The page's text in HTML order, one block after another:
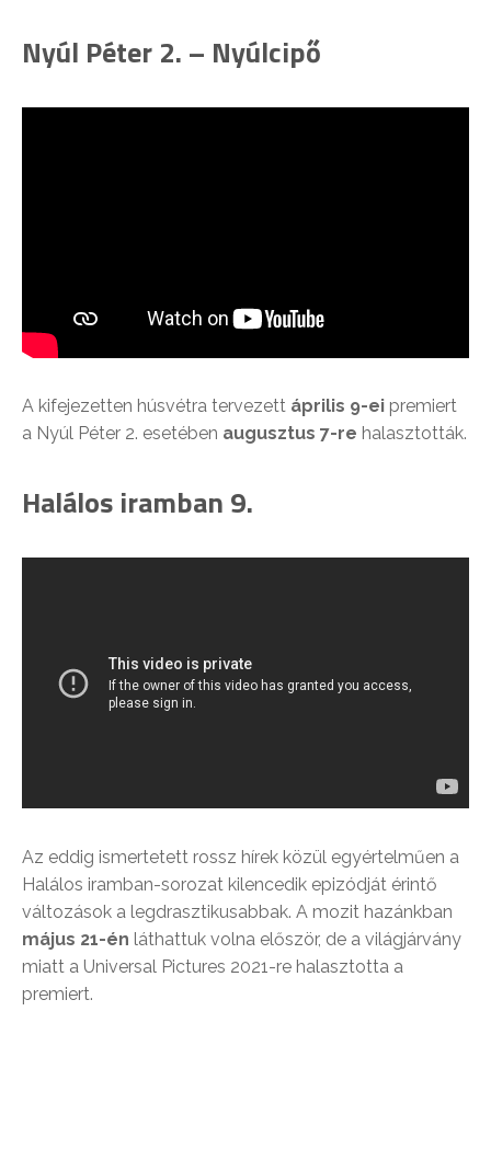
Nyúl Péter 2. – Nyúlcipő
A kifejezetten húsvétra tervezett április 9-ei premiert
a Nyúl Péter 2. esetében augusztus 7-re halasztották.
Halálos iramban 9.
Az eddig ismertetett rossz hírek közül egyértelműen a
Halálos iramban-sorozat kilencedik epizódját érintő
változások a legdrasztikusabbak. A mozit hazánkban
május 21-én láthattuk volna először, de a világjárvány
miatt a Universal Pictures 2021-re halasztotta a
premiert.